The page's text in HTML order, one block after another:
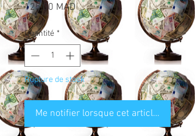
125,00 MADPrix
Quantité *
Rupture de stock
Me notifier lorsque cet article est